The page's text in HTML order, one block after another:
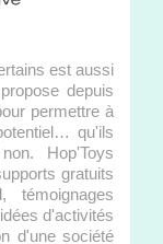
est aussi
depuis
permettre à
qu'ils
Hop'Toys
gratuits
témoignages
d'activités
d'une société